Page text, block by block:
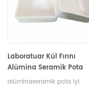
Laboratuar Kül Fırını
Alümina Seramik Pota
Seramik Tekne Potası
alüminaseramik pota iyi